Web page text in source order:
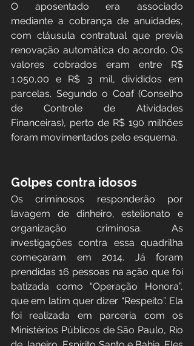
​O aposentado era associado
mediante a cobrança de anuidades,
com cláusula contratual que previa
renovação automática do acordo. Os
valores cobrados eram entre R$
1.050,00 e R$ 3 mil, divididos em
parcelas. Segundo o Coaf (Conselho
de Controle de Atividades
Financeiras), perto de R$ 190 milhões
foram movimentados pelo esquema.
Golpes contra idosos
​Os criminosos responderão por
lavagem de dinheiro, estelionato e
organização criminosa. As
investigações contra essa quadrilha
começaram em 2014. Já foram
prendidas 16 pessoas na ação que foi
batizada como “Operação Honora”,
que em latim quer dizer “Respeito”. Ela
foi realizada em parceria com os
Ministérios Públicos de São Paulo, Rio